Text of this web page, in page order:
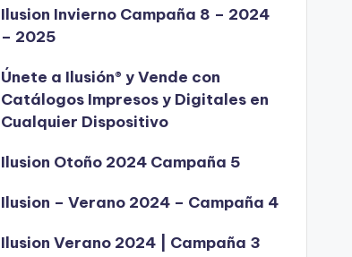
Ilusion Invierno Campaña 8 – 2024
– 2025
Únete a Ilusión® y Vende con
Catálogos Impresos y Digitales en
Cualquier Dispositivo
Ilusion Otoño 2024 Campaña 5
Ilusion – Verano 2024 – Campaña 4
Ilusion Verano 2024 | Campaña 3